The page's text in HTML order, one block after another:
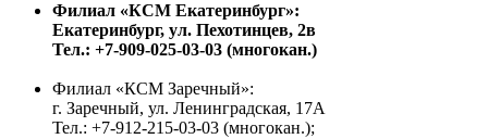
Филиал «КСМ Екатеринбург»:
Екатеринбург, ул. Пехотинцев, 2в
Тел.: +7-909-025-03-03 (многокан.)
Филиал «КСМ Заречный»:
г. Заречный, ул. Ленинградская, 17А
Тел.: +7-912-215-03-03 (многокан.);